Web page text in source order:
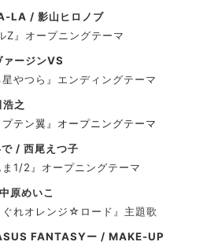
LA / 影山ヒロノブ
Z』オープニングテーマ
ージンVS
やつら』エンディングテーマ
之
テン翼』 オープニングテーマ
/ 西尾えつ子
1/2』オープニングテーマ
原めいこ
ぐれオレンジ☆ロード』主題歌
FANTASYー / MAKE-UP